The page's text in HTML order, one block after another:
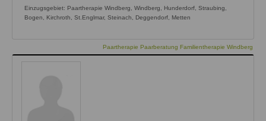
Einzugsgebiet: Paartherapie Windberg, Windberg, Hunderdorf, Straubing,
Bogen, Kirchroth, St.Englmar, Steinach, Deggendorf, Metten
Paartherapie Paarberatung Familientherapie Windberg